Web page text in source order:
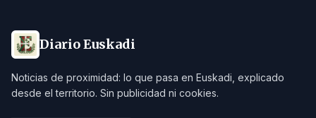
Diario Euskadi
Noticias de proximidad: lo que pasa en Euskadi, explicado
desde el territorio. Sin publicidad ni cookies.